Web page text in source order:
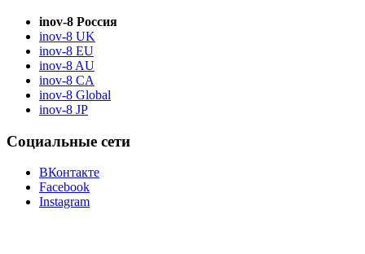
inov-8 Россия
inov-8 UK
inov-8 EU
inov-8 AU
inov-8 CA
inov-8 Global
inov-8 JP
Социальные сети
ВКонтакте
Facebook
Instagram